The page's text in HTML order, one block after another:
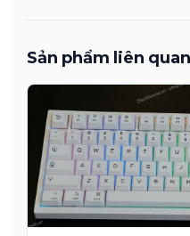
Sản phẩm liên quan